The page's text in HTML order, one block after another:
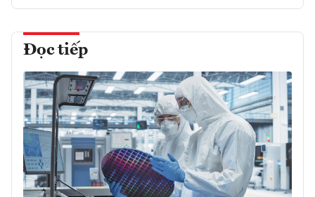
Đọc tiếp